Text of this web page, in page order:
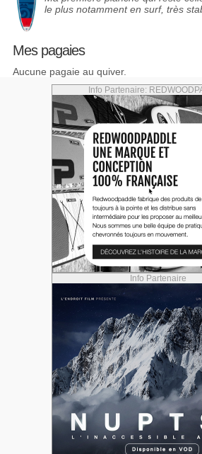
le plus notamment en surf, très
Mes pagaies
Aucune pagaie au quiver.
Info Partenaire:
Info Partenaire